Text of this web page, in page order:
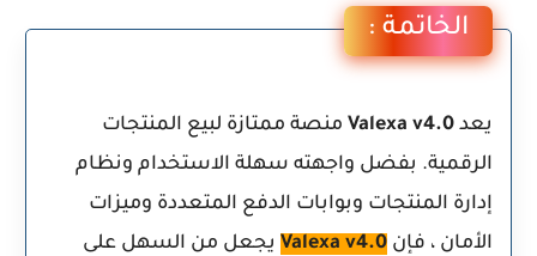
الخاتمة :
يعد Valexa v4.0 منصة ممتازة لبيع المنتجات
الرقمية. بفضل واجهته سهلة الاستخدام ونظام
إدارة المنتجات وبوابات الدفع المتعددة وميزات
الأمان ، فإن Valexa v4.0 يجعل من السهل على